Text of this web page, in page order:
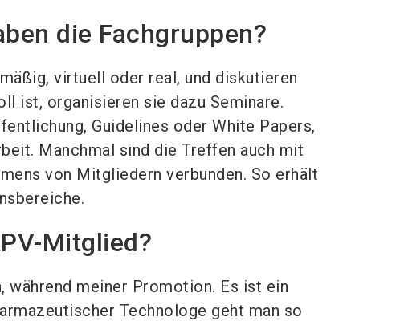
die Fachgruppen?
virtuell oder real, und diskutieren
ist, organisieren sie dazu Seminare.
Guidelines oder White Papers,
Manchmal sind die Treffen auch mit
von Mitgliedern verbunden. So erhält
Mitglied?
während meiner Promotion. Es ist ein
Technologe geht man so